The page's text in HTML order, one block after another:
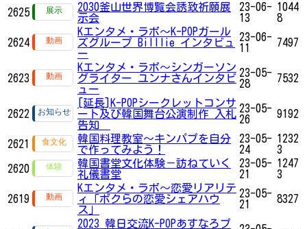
2625
2030釜山世界博覧会誘致祈願展
示会
23-06-
13
1044
8
2624
Kエンタメ・ラボ～K-POPガール
ズグループ Billlie インタビュ
ー
23-06-
11
7497
2623
Kエンタメ・ラボ～シンガーソン
グライター ユンナさんインタビ
ュー
23-05-
28
7532
2622
[延長]K-POPシークレットコンサ
ート及び韓国舞台公演制作 入札
告知
23-05-
26
9192
2621
韓国料理教室〜キンパプを自分
で作ってみよう！
23-05-
24
1232
3
2620
韓国書堂文化体験－訪ねていく
礼儀書堂
23-05-
21
1247
3
2619
Kエンタメ・ラボ～恋愛リアリテ
ィ「ボクらの恋愛シェアハウ
ス」
23-05-
21
8327
2023 韓日交流K-POPあすなろプ